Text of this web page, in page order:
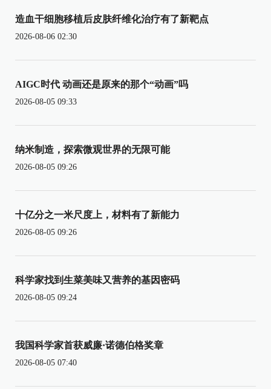
造血干细胞移植后皮肤纤维化治疗有了新靶点
2026-08-06 02:30
AIGC时代 动画还是原来的那个“动画”吗
2026-08-05 09:33
纳米制造，探索微观世界的无限可能
2026-08-05 09:26
十亿分之一米尺度上，材料有了新能力
2026-08-05 09:26
科学家找到生菜美味又营养的基因密码
2026-08-05 09:24
我国科学家首获威廉·诺德伯格奖章
2026-08-05 07:40